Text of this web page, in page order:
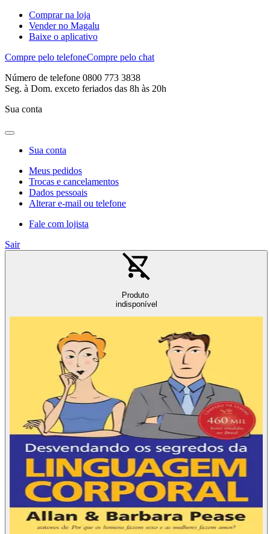
Comprar na loja
Vender no Magalu
Baixe o aplicativo
Compre pelo telefoneCompre pelo chat
Número de telefone 0800 773 3838
Seg. à Dom. exceto feriados das 8h às 20h
Sua conta
Sua conta
Meus pedidos
Trocas e cancelamentos
Dados pessoais
Alterar e-mail ou telefone
Fale com lojista
Sair
Produto
indisponível